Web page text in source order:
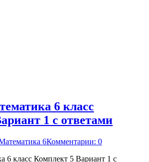
6 класс
1 с ответами
6Комментарии: 0
6 класс Комплект 5 Вариант 1 с